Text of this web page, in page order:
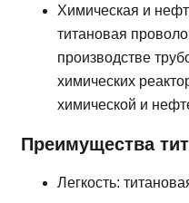
Химическая и
титановая
производстве
химических
химической и
Преимущества
Легкость: